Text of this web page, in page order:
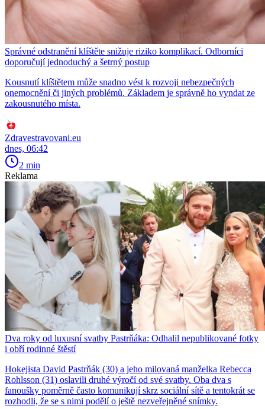
Správné odstranění klíštěte snižuje riziko komplikací. Odborníci
doporučují jednoduchý a šetrný postup
Kousnutí klíštětem může snadno vést k rozvoji nebezpečných
onemocnění či jiných problémů. Základem je správně ho vyndat ze
zakousnutého místa.
Zdravestravovani.eu
dnes, 06:42
2 min
Reklama
Dva roky od luxusní svatby Pastrňáka: Odhalil nepublikované fotky
i obří rodinné štěstí
Hokejista David Pastrňák (30) a jeho milovaná manželka Rebecca
Rohlsson (31) oslavili druhé výročí od své svatby. Oba dva s
fanoušky poměrně často komunikují skrz sociální sítě a tentokrát se
rozhodli, že se s nimi podělí o ještě nezveřejněné snímky.